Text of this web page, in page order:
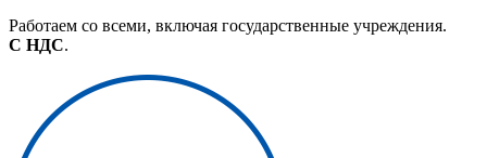
Работаем со всеми, включая государственные учреждения.
С НДС.